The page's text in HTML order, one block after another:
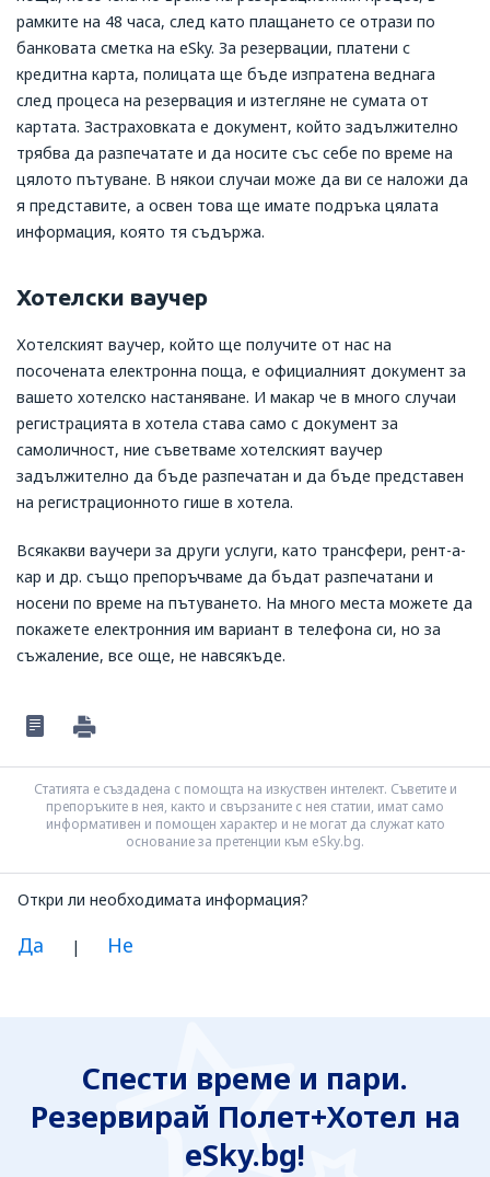
рамките на 48 часа, след като плащането се отрази по
банковата сметка на eSky. За резервации, платени с
кредитна карта, полицата ще бъде изпратена веднага
след процеса на резервация и изтегляне не сумата от
картата. Застраховката е документ, който задължително
трябва да разпечатате и да носите със себе по време на
цялото пътуване. В някои случаи може да ви се наложи да
я представите, а освен това ще имате подръка цялата
информация, която тя съдържа.
Хотелски ваучер
Хотелският ваучер, който ще получите от нас на
посочената електронна поща, е официалният документ за
вашето хотелско настаняване. И макар че в много случаи
регистрацията в хотела става само с документ за
самоличност, ние съветваме хотелският ваучер
задължително да бъде разпечатан и да бъде представен
на регистрационното гише в хотела.
Всякакви ваучери за други услуги, като трансфери, рент-а-
кар и др. също препоръчваме да бъдат разпечатани и
носени по време на пътуването. На много места можете да
покажете електронния им вариант в телефона си, но за
съжаление, все още, не навсякъде.
Статията е създадена с помощта на изкуствен интелект. Съветите и
препоръките в нея, както и свързаните с нея статии, имат само
информативен и помощен характер и не могат да служат като
основание за претенции към eSky.bg.
Откри ли необходимата информация?
Да | Не
Неточна
Неизчерпателна
Твърде обемна
Спести време и пари.
Резервирай Полет+Хотел на
eSky.bg!